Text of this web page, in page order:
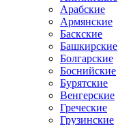
Арабские
Армянские
Баскские
Башкирские
Болгарские
Боснийские
Бурятские
Венгерские
Греческие
Грузинские